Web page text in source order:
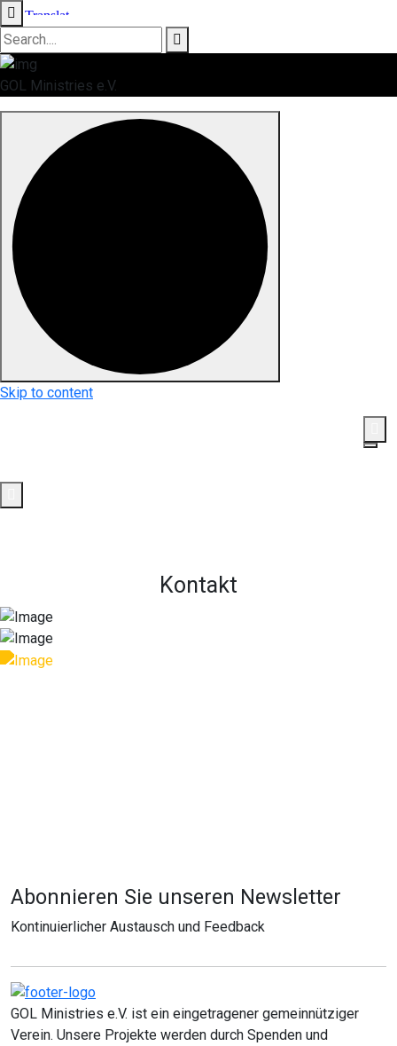
GOL Ministries e.V.
Skip to content
Kontakt
Abonnieren Sie unseren Newsletter
Kontinuierlicher Austausch und Feedback
GOL Ministries e.V. ist ein eingetragener gemeinnütziger
Verein. Unsere Projekte werden durch Spenden und